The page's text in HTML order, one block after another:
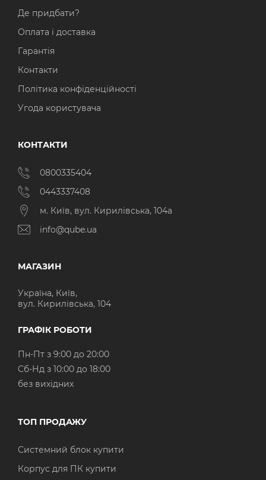
Де придбати?
Оплата і доставка
Гарантія
Контакти
Політика конфіденційності
Угода користувача
КОНТАКТИ
0800335404
0443337408
м. Київ, вул. Кирилівська, 104а
info@qube.ua
МАГАЗИН
Україна, Київ,
вул. Кирилівська, 104
ГРАФІК РОБОТИ
Пн-Пт з 9:00 до 20:00
Cб-Нд з 10:00 до 18:00
без вихідних
ТОП ПРОДАЖУ
Системний блок купити
Корпус для ПК купити